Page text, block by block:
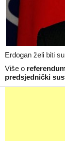
Erdogan želi biti
Više o
predsjednički